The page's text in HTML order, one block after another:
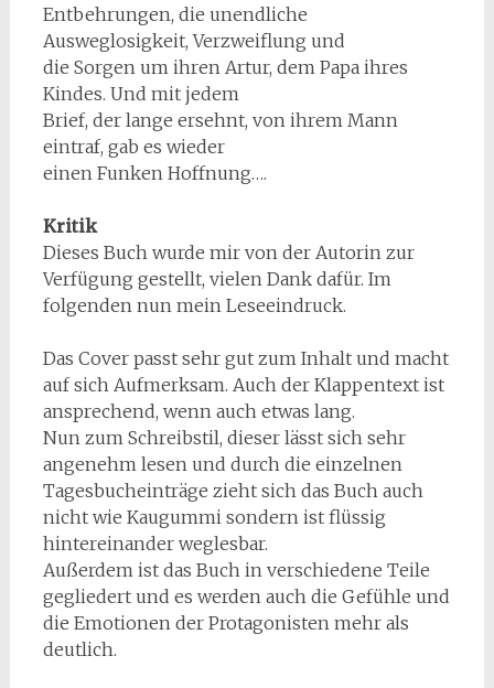
Entbehrungen, die unendliche
Ausweglosigkeit, Verzweiflung und
die Sorgen um ihren Artur, dem Papa ihres
Kindes. Und mit jedem
Brief, der lange ersehnt, von ihrem Mann
eintraf, gab es wieder
einen Funken Hoffnung….
Kritik
Dieses Buch wurde mir von der Autorin zur
Verfügung gestellt, vielen Dank dafür. Im
folgenden nun mein Leseeindruck.
Das Cover passt sehr gut zum Inhalt und macht
auf sich Aufmerksam. Auch der Klappentext ist
ansprechend, wenn auch etwas lang.
Nun zum Schreibstil, dieser lässt sich sehr
angenehm lesen und durch die einzelnen
Tagesbucheinträge zieht sich das Buch auch
nicht wie Kaugummi sondern ist flüssig
hintereinander weglesbar.
Außerdem ist das Buch in verschiedene Teile
gegliedert und es werden auch die Gefühle und
die Emotionen der Protagonisten mehr als
deutlich.